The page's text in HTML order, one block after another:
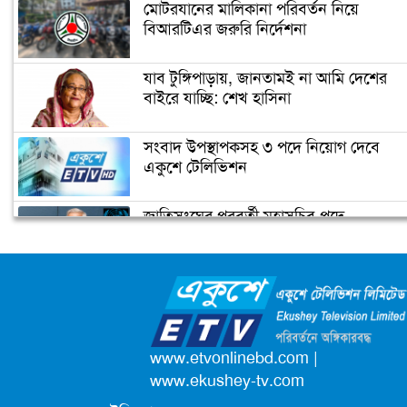
ইলেকট্রনিক পদ্ধতি ব্যবহার করা হয়েছে’
ফ্রান্সের মুসলিমদের আলটিমেটাম দিলেন
ম্যাক্রোঁ
কমলার ইতিহাস
মোটরযানের মালিকানা পরিবর্তন নিয়ে
বিআরটিএর জরুরি নির্দেশনা
যাব টুঙ্গিপাড়ায়, জানতামই না আমি দেশের
বাইরে যাচ্ছি: শেখ হাসিনা
সংবাদ উপস্থাপকসহ ৩ পদে নিয়োগ দেবে
একুশে টেলিভিশন
জাতিসংঘের পরবর্তী মহাসচিব পদে
ক্যাম্পাস অ্যাম্বাসেডর নিয়োগ দিচ্ছে একুশে
টেলিভিশন
পদোন্নতি পেয়ে সচিব হলেন ২ কর্মকর্তা
www.etvonlinebd.com |
www.ekushey-tv.com